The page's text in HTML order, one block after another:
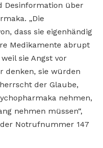
Desinformation über
„Die
dass sie eigenhändig
Medikamente abrupt
sie Angst vor
denken, sie würden
der Glaube,
nehmen,
nehmen müssen“,
Notrufnummer 147